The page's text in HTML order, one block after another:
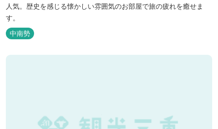
人気。歴史を感じる懐かしい雰囲気のお部屋で旅の疲れを癒せま
す。
中南勢